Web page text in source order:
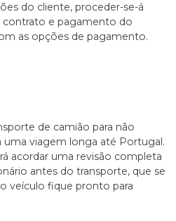
do cliente, proceder-se-á
contrato e pagamento do
as opções de pagamento.
de camião para não
uma viagem longa até Portugal.
acordar uma revisão completa
antes do transporte, que se
veículo fique pronto para